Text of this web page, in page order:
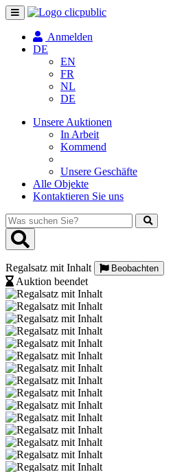
Navigation
umschalten
Anmelden
DE
EN
FR
NL
DE
Unsere Auktionen
In Arbeit
Kommend
Unsere Geschäfte
Alle Objekte
Kontaktieren Sie uns
Was
suchen
Sie?
Regalsatz mit Inhalt Beobachten
Auktion beendet